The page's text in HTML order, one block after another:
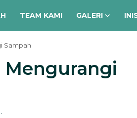
TEAM KAMI GALERI
Sampah
Mengurangi